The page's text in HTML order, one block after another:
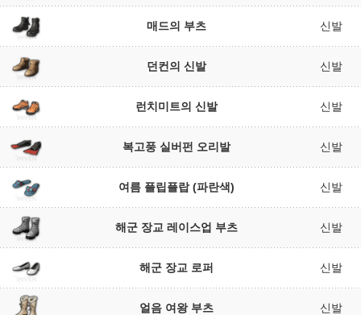
매드의 부츠 신발
던컨의 신발 신발
런치미트의 신발 신발
복고풍 실버펀 오리발 신발
여름 플립플랍 (파란색) 신발
해군 장교 레이스업 부츠 신발
해군 장교 로퍼 신발
얼음 여왕 부츠 신발